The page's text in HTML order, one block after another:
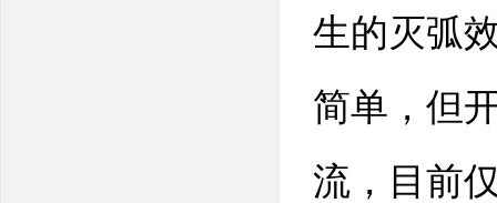
生的灭弧
简单，但
流，目前